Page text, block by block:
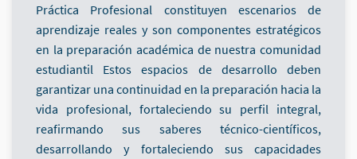
Práctica Profesional constituyen escenarios de
aprendizaje reales y son componentes estratégicos
en la preparación académica de nuestra comunidad
estudiantil Estos espacios de desarrollo deben
garantizar una continuidad en la preparación hacia la
vida profesional, fortaleciendo su perfil integral,
reafirmando sus saberes técnico-científicos,
desarrollando y fortaleciendo sus capacidades